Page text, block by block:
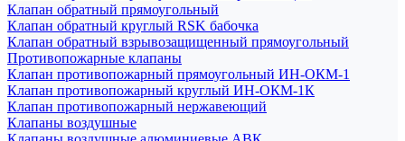
Клапан обратный прямоугольный
Клапан обратный круглый RSK бабочка
Клапан обратный взрывозащищенный прямоугольный
Противопожарные клапаны
Клапан противопожарный прямоугольный ИН-ОКМ-1
Клапан противопожарный круглый ИН-ОКМ-1К
Клапан противопожарный нержавеющий
Клапаны воздушные